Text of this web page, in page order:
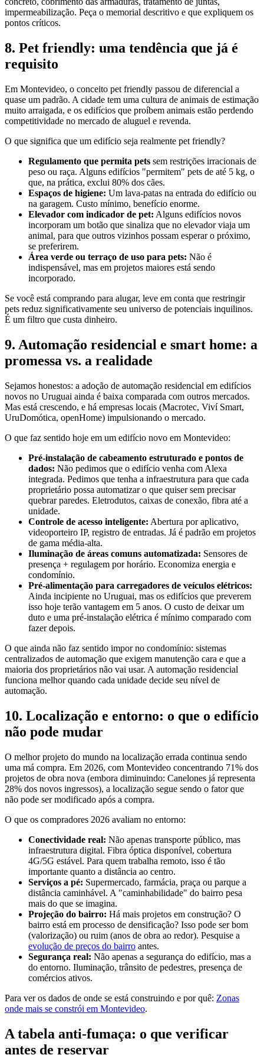
impermeabilização. Peça o memorial descritivo e que expliquem os
pontos críticos.
8. Pet friendly: uma tendência que já é
requisito
Em Montevideo, o conceito pet friendly passou de diferencial a
quase um padrão. A cidade tem uma cultura de animais de estimação
muito arraigada, e os edifícios que proíbem animais estão perdendo
competitividade no mercado de aluguel e revenda.
O que significa que um edifício seja realmente pet friendly?
Regulamento que permita pets sem restrições irracionais de
peso ou raça. Alguns edifícios "permitem" pets de até 5 kg, o
que, na prática, exclui 80% dos cães.
Espaços de higiene: Um lava-patas na entrada do edifício ou
na garagem. Custo mínimo, benefício enorme.
Elevador com indicador de pet: Alguns edifícios novos
incorporam um botão que sinaliza que no elevador viaja um
animal, para que outros vizinhos possam esperar o próximo,
se preferirem.
Área verde ou terraço de uso para pets: Não é
indispensável, mas em projetos maiores está sendo
incorporado.
Se você está comprando para alugar, leve em conta que restringir
pets reduz significativamente seu universo de potenciais inquilinos.
É um filtro que custa dinheiro.
9. Automação residencial e smart home: a
promessa vs. a realidade
Sejamos honestos: a adoção de automação residencial em edifícios
novos no Uruguai ainda é baixa comparada com outros mercados.
Mas está crescendo, e há empresas locais (Macrotec, Viví Smart,
UruDomótica, openHome) impulsionando o mercado.
O que faz sentido hoje em um edifício novo em Montevideo:
Pré-instalação de cabeamento estruturado e pontos de
dados: Não pedimos que o edifício venha com Alexa
integrada. Pedimos que tenha a infraestrutura para que cada
proprietário possa automatizar o que quiser sem precisar
quebrar paredes. Eletrodutos, caixas de conexão, fibra até a
unidade.
Controle de acesso inteligente: Abertura por aplicativo,
videoporteiro IP, registro de entradas. Já é padrão em projetos
de gama média-alta.
Iluminação de áreas comuns automatizada: Sensores de
presença + regulagem por horário. Economiza energia e
condomínio.
Pré-alimentação para carregadores de veículos elétricos:
Ainda incipiente no Uruguai, mas os edifícios que preverem
isso hoje terão vantagem em 5 anos. O custo de deixar um
duto e uma pré-instalação elétrica é mínimo comparado com
fazer depois.
O que ainda não faz sentido impor no condomínio: sistemas
centralizados de automação que exigem manutenção cara e que a
maioria dos proprietários não vai usar. A automação residencial
funciona melhor quando cada unidade decide seu nível de
automação.
10. Localização e entorno: o que o edifício
não pode mudar
O melhor projeto do mundo na localização errada continua sendo
uma má compra. Em 2026, com Montevideo concentrando 71% dos
projetos de obra nova (embora diminuindo: Canelones já representa
28% dos novos ingressos), a localização segue sendo o fator que
não pode ser modificado após a compra.
O que os compradores 2026 avaliam no entorno:
Conectividade real: Não apenas transporte público, mas
infraestrutura digital. Fibra óptica disponível, cobertura
4G/5G estável. Para quem trabalha remoto, isso é tão
importante quanto a distância ao centro.
Serviços a pé: Supermercado, farmácia, praça ou parque a
distância caminhável. A "caminhabilidade" do bairro pesa
mais do que se imagina.
Projeção do bairro: Há mais projetos em construção? O
bairro está em processo de densificação? Isso pode ser bom
(valorização) ou ruim (anos de obra ao redor). Pesquise a
evolução de preços do bairro antes.
Segurança real: Não apenas a segurança do edifício, mas a
do entorno. Iluminação, trânsito de pedestres, presença de
comércios ativos.
Para ver os dados de onde se está construindo e por quê: Zonas
onde mais se constrói em Montevideo.
A tabela anti-fumaça: o que verificar
antes de reservar